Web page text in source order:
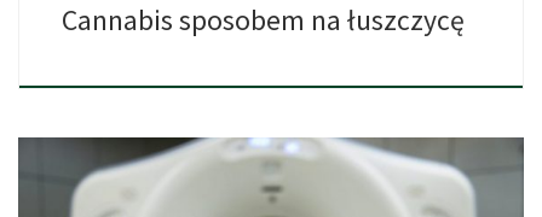
Cannabis sposobem na łuszczycę